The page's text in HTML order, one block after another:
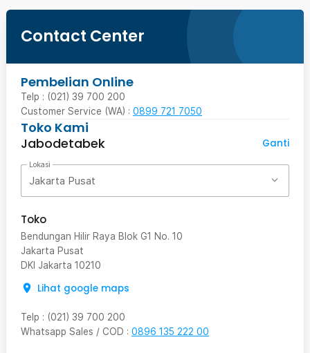
Contact Center
Pembelian Online
Telp : (021) 39 700 200
Customer Service (WA) : 0899 721 7050
Toko Kami
Jabodetabek
Ganti
Lokasi
Jakarta Pusat
Toko
Bendungan Hilir Raya Blok G1 No. 10
Jakarta Pusat
DKI Jakarta 10210
Lihat google maps
Telp : (021) 39 700 200
Whatsapp Sales / COD : 0896 135 222 00